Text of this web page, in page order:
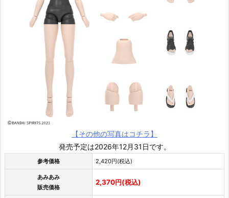
【その他の写真はコチラ】
発売予定は2026年12月31日です。
参考価格 2,420円(税込)
あみあみ
販売価格
2,370円(税込)